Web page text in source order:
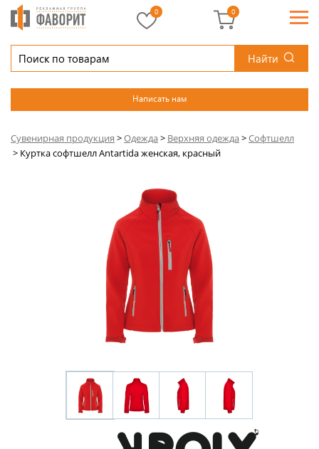
Найти
Написать нам
0 0
Сувенирная продукция >Одежда> Верхняя одежда>Софтшелл
> Куртка софтшелл Antartida женская, красный